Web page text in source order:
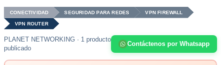
CONECTIVIDAD SEGURIDAD PARA REDES VPN FIREWALL
VPN ROUTER
PLANET NETWORKING · 1 producto
publicado
Contáctenos por Whatsapp